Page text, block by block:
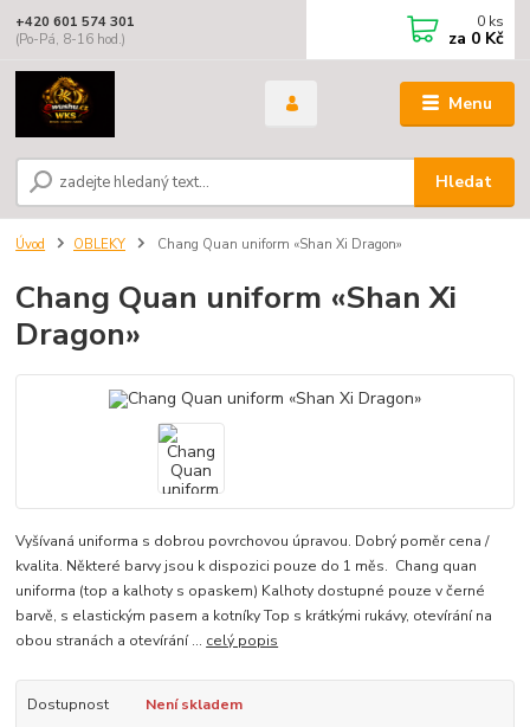
Menu
Hledat
+420 601 574 301
(Po-Pá, 8-16 hod.)
0 ks
za 0 Kč
Úvod OBLEKY Chang Quan uniform «Shan Xi Dragon»
Chang Quan uniform «Shan Xi
Dragon»
Vyšívaná uniforma s dobrou povrchovou úpravou. Dobrý poměr cena /
kvalita. Některé barvy jsou k dispozici pouze do 1 měs. Chang quan
uniforma (top a kalhoty s opaskem) Kalhoty dostupné pouze v černé
barvě, s elastickým pasem a kotníky Top s krátkými rukávy, otevírání na
obou stranách a otevírání ... celý popis
Dostupnost
Není skladem